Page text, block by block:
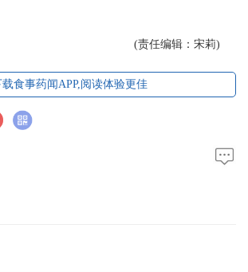
(责任编辑：宋莉)
载食事药闻APP,阅读体验更佳